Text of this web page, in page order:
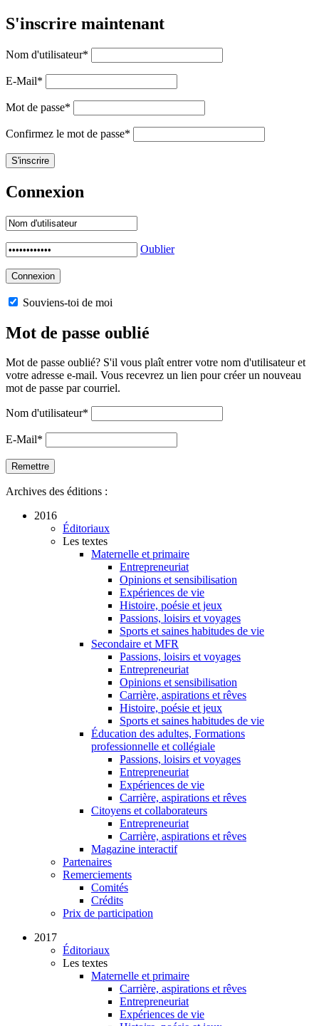
S'inscrire maintenant
Nom d'utilisateur*
E-Mail*
Mot de passe*
Confirmez le mot de passe*
Connexion
Oublier
Souviens-toi de moi
Mot de passe oublié
Mot de passe oublié? S'il vous plaît entrer votre nom d'utilisateur et
votre adresse e-mail. Vous recevrez un lien pour créer un nouveau
mot de passe par courriel.
Nom d'utilisateur*
E-Mail*
Archives des éditions :
2016
Éditoriaux
Les textes
Maternelle et primaire
Entrepreneuriat
Opinions et sensibilisation
Expériences de vie
Histoire, poésie et jeux
Passions, loisirs et voyages
Sports et saines habitudes de vie
Secondaire et MFR
Passions, loisirs et voyages
Entrepreneuriat
Opinions et sensibilisation
Carrière, aspirations et rêves
Histoire, poésie et jeux
Sports et saines habitudes de vie
Éducation des adultes, Formations
professionnelle et collégiale
Passions, loisirs et voyages
Entrepreneuriat
Expériences de vie
Carrière, aspirations et rêves
Citoyens et collaborateurs
Entrepreneuriat
Carrière, aspirations et rêves
Magazine interactif
Partenaires
Remerciements
Comités
Crédits
Prix de participation
2017
Éditoriaux
Les textes
Maternelle et primaire
Carrière, aspirations et rêves
Entrepreneuriat
Expériences de vie